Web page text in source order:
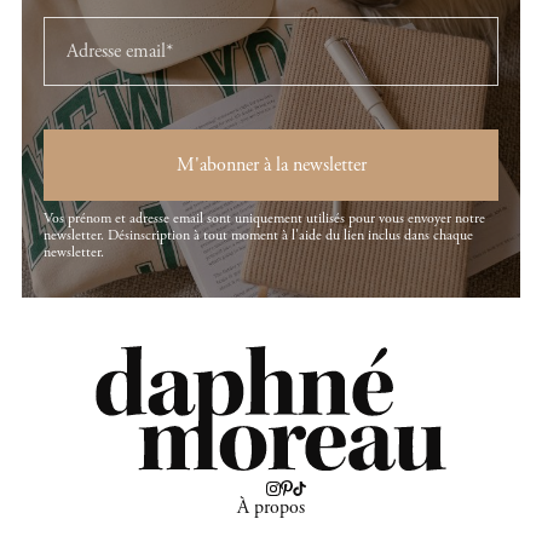
M'abonner à la newsletter
Vos prénom et adresse email sont uniquement utilisés pour vous envoyer notre
newsletter. Désinscription à tout moment à l'aide du lien inclus dans chaque
newsletter.
À propos